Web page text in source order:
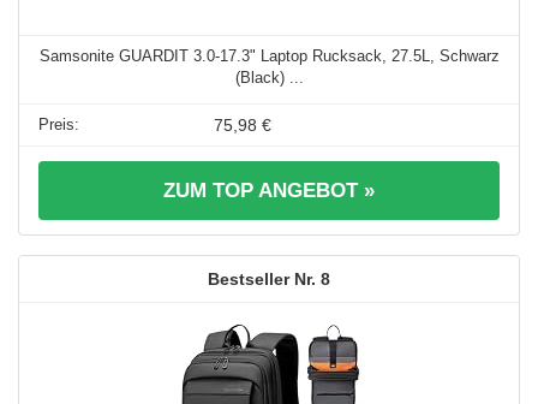
Samsonite GUARDIT 3.0-17.3" Laptop Rucksack, 27.5L, Schwarz
(Black) ...
75,98 €
ZUM TOP ANGEBOT »
8